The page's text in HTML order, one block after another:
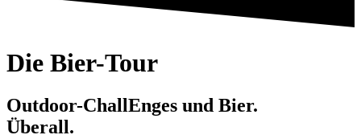
Die Bier-Tour
Outdoor-Chal­lEnges und Bier.
Überall.